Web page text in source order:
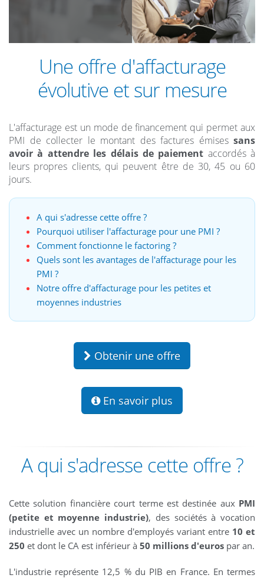
Une offre d'affacturage
évolutive et sur mesure
L'affacturage est un mode de financement qui permet aux
PMI de collecter le montant des factures émises sans
avoir à attendre les délais de paiement accordés à
leurs propres clients, qui peuvent être de 30, 45 ou 60
jours.
A qui s'adresse cette offre ?
Pourquoi utiliser l'affacturage pour une PMI ?
Comment fonctionne le factoring ?
Quels sont les avantages de l'affacturage pour les
PMI ?
Notre offre d'affacturage pour les petites et
moyennes industries
Obtenir une offre
En savoir plus
A qui s'adresse cette offre ?
Cette solution financière court terme est destinée aux PMI
(petite et moyenne industrie), des sociétés à vocation
industrielle avec un nombre d'employés variant entre 10 et
250 et dont le CA est inférieur à 50 millions d'euros par an.
L'industrie représente 12,5 % du PIB en France. En termes